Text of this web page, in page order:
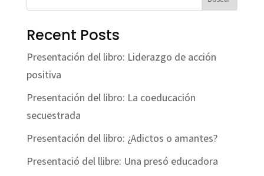
Recent Posts
Presentación del libro: Liderazgo de acción
positiva
Presentación del libro: La coeducación
secuestrada
Presentación del libro: ¿Adictos o amantes?
Presentació del llibre: Una presó educadora